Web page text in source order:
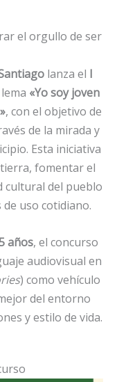
el orgullo de ser
lanza el I
«Yo soy joven
, con el objetivo de
de la mirada y
Esta iniciativa
fomentar el
cultural del pueblo
uso cotidiano.
años, el concurso
audiovisual en
) como vehículo
del entorno
y estilo de vida.